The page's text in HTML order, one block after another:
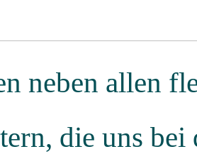
neben allen
die uns